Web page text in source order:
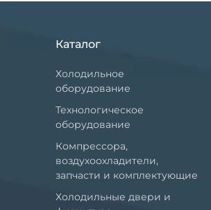
Каталог
Холодильное
оборудование
Технологическое
оборудование
Компрессора,
воздухоохладители,
запчасти и комплектующие
Холодильные двери и